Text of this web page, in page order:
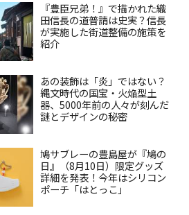
『豊臣兄弟！』で描かれた織
田信長の道普請は史実？信長
が実施した街道整備の施策を
紹介
あの装飾は「炎」ではない？
縄文時代の国宝・火焔型土
器、5000年前の人々が刻んだ
謎とデザインの秘密
鳩サブレーの豊島屋が『鳩の
日』（8月10日）限定グッズ
詳細を発表！今年はシリコン
ポーチ「はとっこ」